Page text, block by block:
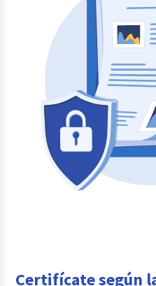
Certifícate según